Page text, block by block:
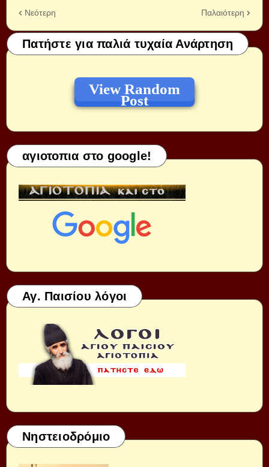
Νεότερη Παλαιότερη
Πατήστε για παλιά τυχαία Ανάρτηση
View Random
Post
αγιοτοπια στο google!
Αγ. Παισίου λόγοι
Νηστειοδρόμιο